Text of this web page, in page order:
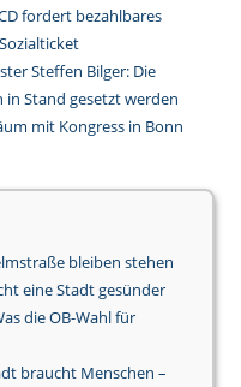
fordert bezahlbares
Steffen Bilger: Die
Stand gesetzt werden
mit Kongress in Bonn
bleiben stehen
eine Stadt gesünder
die OB-Wahl für
braucht Menschen –